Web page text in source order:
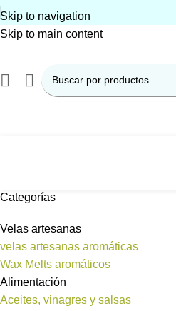
Skip to navigation
Skip to main content
Categorías
Velas artesanas
velas artesanas aromáticas
Wax Melts aromáticos
Alimentación
Aceites, vinagres y salsas